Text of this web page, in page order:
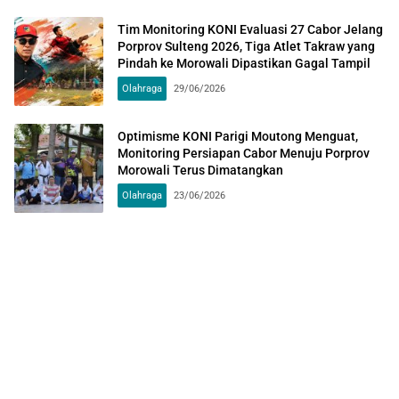
Tim Monitoring KONI Evaluasi 27 Cabor Jelang
Porprov Sulteng 2026, Tiga Atlet Takraw yang
Pindah ke Morowali Dipastikan Gagal Tampil
Olahraga 29/06/2026
Optimisme KONI Parigi Moutong Menguat,
Monitoring Persiapan Cabor Menuju Porprov
Morowali Terus Dimatangkan
Olahraga 23/06/2026